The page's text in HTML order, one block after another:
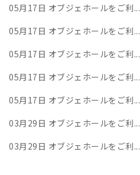
05月17日 オブジェホールをご利...
05月17日 オブジェホールをご利...
05月17日 オブジェホールをご利...
05月17日 オブジェホールをご利...
05月17日 オブジェホールをご利...
03月29日 オブジェホールをご利...
03月29日 オブジェホールをご利...